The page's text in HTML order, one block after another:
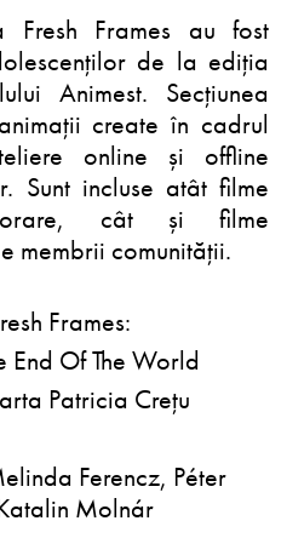
Fresh Frames au fost
de la ediția
Animest. Secțiunea
create în cadrul
online și offline
Sunt incluse atât filme
cât și filme
membrii comunității.
Frames:
End Of The World
Patricia Crețu
Ferencz, Péter
Molnár